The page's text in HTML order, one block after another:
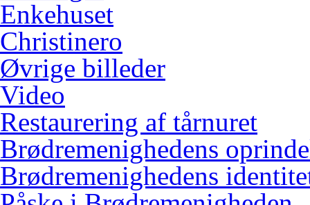
Enkehuset
Christinero
Øvrige billeder
Video
Restaurering af tårnuret
Brødremenighedens
Brødremenighedens